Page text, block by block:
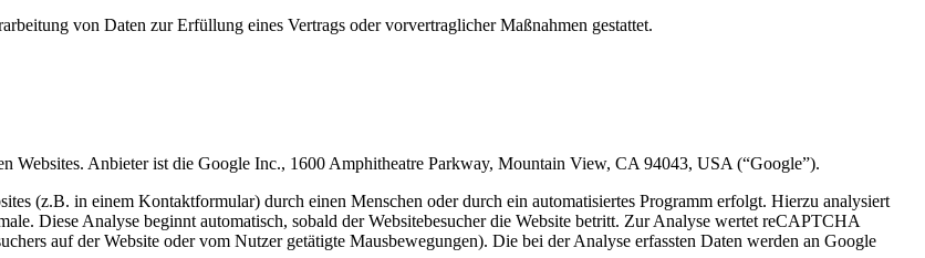
von Daten zur Erfüllung eines Vertrags oder vorvertraglicher Maßnahmen gestattet.
Anbieter ist die Google Inc., 1600 Amphitheatre Parkway, Mountain View, CA 94043, USA (“Google”).
(z.B. in einem Kontaktformular) durch einen Menschen oder durch ein automatisiertes Programm erfolgt. Hierzu analysiert
Diese Analyse beginnt automatisch, sobald der Websitebesucher die Website betritt. Zur Analyse wertet reCAPTCHA
auf der Website oder vom Nutzer getätigte Mausbewegungen). Die bei der Analyse erfassten Daten werden an Google